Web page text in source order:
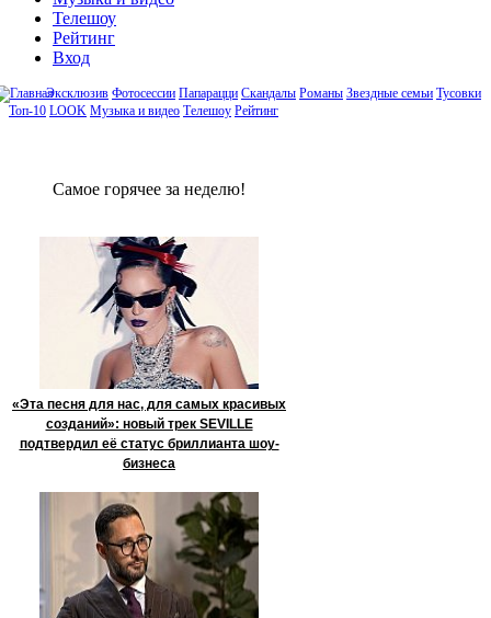
Телешоу
Рейтинг
Вход
Эксклюзив Фотосессии Папарацци Скандалы Романы Звездные семьи Тусовки
Топ-10 LOOK Музыка и видео Телешоу Рейтинг
Сaмое гoрячее за неделю!
«Эта песня для нас, для самых красивых
созданий»: новый трек SEVILLE
подтвердил её статус бриллианта шоу-
бизнеса